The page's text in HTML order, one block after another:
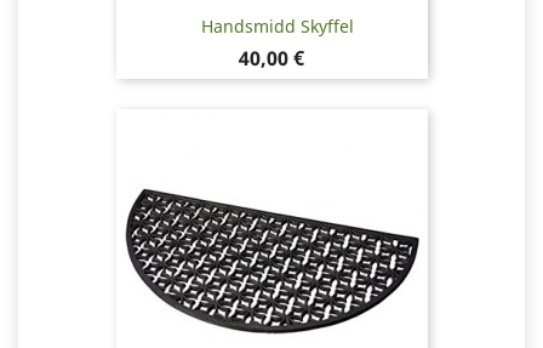
Handsmidd Skyffel
Pris
40,00 €